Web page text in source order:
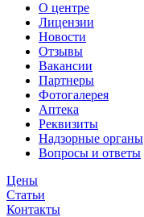
О центре
Лицензии
Новости
Отзывы
Вакансии
Партнеры
Фотогалерея
Аптека
Реквизиты
Надзорные органы
Вопросы и ответы
Цены
Статьи
Контакты